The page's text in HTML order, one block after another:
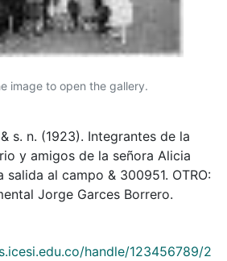
image to open the gallery.
s. n. (1923). Integrantes de la
y amigos de la señora Alicia
salida al campo & 300951. OTRO:
Jorge Garces Borrero.
handle/123456789/2